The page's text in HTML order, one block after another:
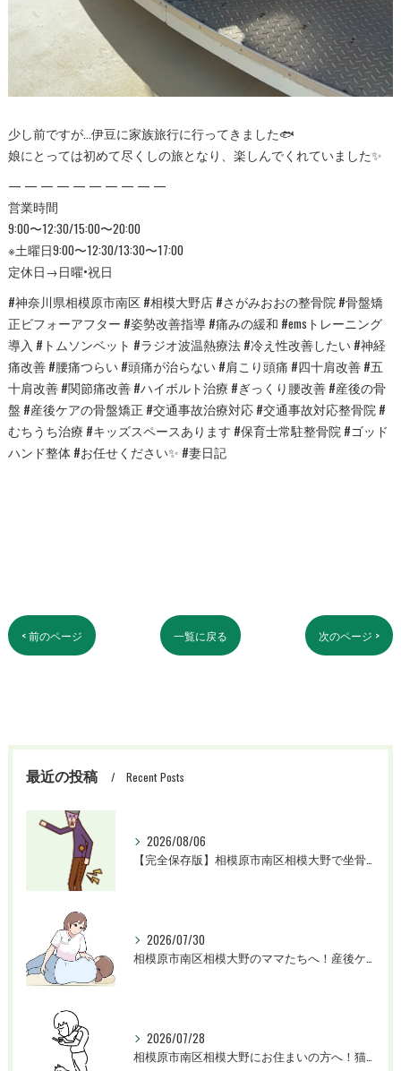
少し前ですが…伊豆に家族旅行に行ってきました🐟
娘にとっては初めて尽くしの旅となり、楽しんでくれていました✨
— — — — — — — — — —
営業時間
9:00〜12:30/15:00〜20:00
※土曜日9:00〜12:30/13:30〜17:00
定休日→日曜•祝日
#神奈川県相模原市南区 #相模大野店 #さがみおおの整骨院 #骨盤矯
正ビフォーアフター #姿勢改善指導 #痛みの緩和 #emsトレーニング
導入 #トムソンベット #ラジオ波温熱療法 #冷え性改善したい #神経
痛改善 #腰痛つらい #頭痛が治らない #肩こり頭痛 #四十肩改善 #五
十肩改善 #関節痛改善 #ハイボルト治療 #ぎっくり腰改善 #産後の骨
盤 #産後ケアの骨盤矯正 #交通事故治療対応 #交通事故対応整骨院 #
むちうち治療 #キッズスペースあります #保育士常駐整骨院 #ゴッド
ハンド整体 #お任せください✨ #妻日記
< 前のページ 一覧に戻る 次のページ >
最近の投稿 Recent Posts
2026/08/06
【完全保存版】相模原市南区相模大野で坐骨神経痛の激痛としびれを根本改善！早期回復へ導く専門治療ガイド
2026/07/30
2026/07/28
相模原市南区相模大野にお住まいの方へ！猫背を根本改善して不調のない身体へ